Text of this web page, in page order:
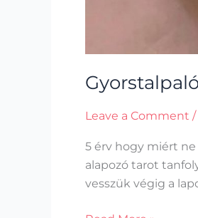
Leave a Comment /
5 érv hogy miért ne
alapozó tarot
vesszük végig a